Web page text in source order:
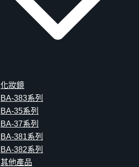
化妝鏡
BA-383系列
BA-35系列
BA-37系列
BA-381系列
BA-382系列
其他產品